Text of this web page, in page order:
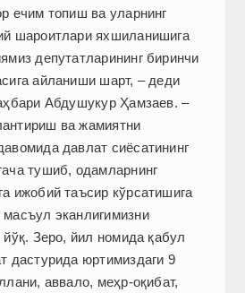
ечим топиш ва уларнинг
шароитлари яхшиланишига
депутатларининг биринчи
айланиши шарт, – деди
Абдушукур Ҳамзаев. –
ва жамиятни
давлат сиёсатининг
тушиб, одамларнинг
ижобий таъсир кўрсатишига
эканлигимизни
йўқ. Зеро, йил номида қабул
дастурида юртимиздаги 9
аввало, меҳр-оқибат,